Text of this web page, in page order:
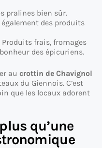
pralines bien sûr.
également des produits
Produits frais, fromages
des épicuriens.
au crottin de Chavignol
du Giennois. C’est
que les locaux adorent
qu’une